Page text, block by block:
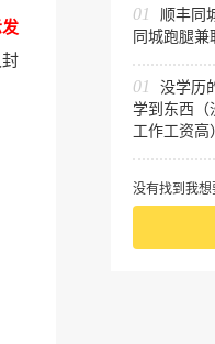
01
顺丰同
同城跑腿兼
01
没学历
学到东西（
工作工资高
没有找到我想